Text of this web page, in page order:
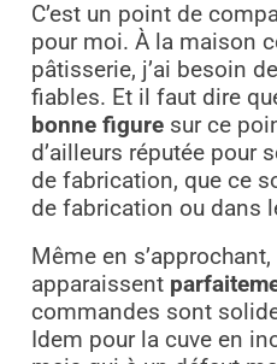
C’est un point de
pour moi. À la maison
pâtisserie, j’ai besoin
fiables. Et il faut dire
bonne figuresur ce
d’ailleurs réputée pour
de fabrication, que ce
de fabrication ou dans
Même en
apparaissent
commandes sont
Idem pour la cuve en